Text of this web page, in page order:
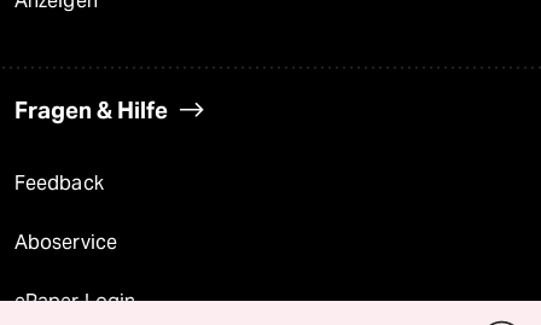
Fragen & Hilfe
Feedback
Aboservice
ePaper Login